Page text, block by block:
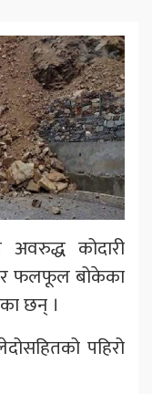
कोदारी
र फलफूल बोकेका
छन् ।
पहिरो